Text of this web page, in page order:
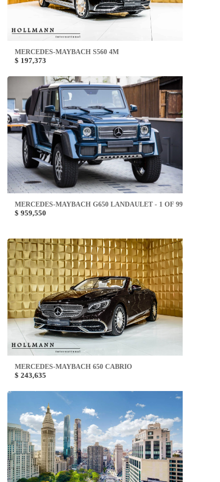
MERCEDES-MAYBACH S560 4M
$ 197,373
MERCEDES-MAYBACH G650 LANDAULET - 1 OF 99
$ 959,550
MERCEDES-MAYBACH 650 CABRIO
$ 243,635